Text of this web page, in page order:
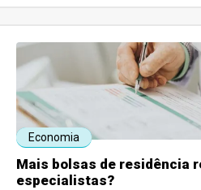
Economia
Mais bolsas de residência
especialistas?